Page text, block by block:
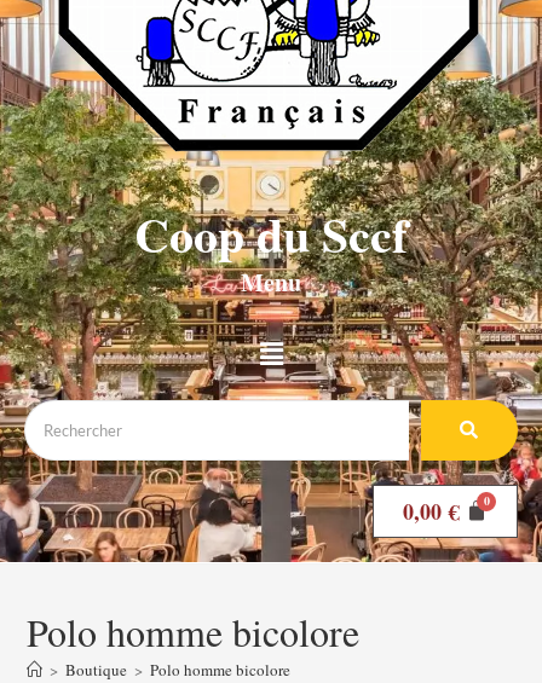
Coop du Sccf
Menu
0,00€
Polo homme bicolore
> Boutique > Polo homme bicolore